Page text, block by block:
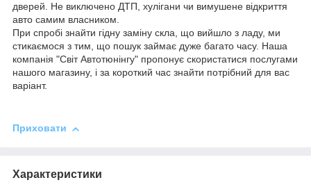
дверей. Не виключено ДТП, хулігани чи вимушене відкриття
авто самим власником.
При спробі знайти гідну заміну скла, що вийшло з ладу, ми
стикаємося з тим, що пошук займає дуже багато часу. Наша
компанія "Світ Автотюнінгу" пропонує скористатися послугами
нашого магазину, і за короткий час знайти потрібний для вас
варіант.
Приховати
Характеристики